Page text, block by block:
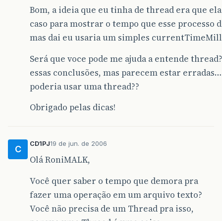
Bom, a ideia que eu tinha de thread era que
caso para mostrar o tempo que esse processo
mas dai eu usaria um simples
Será que voce pode me ajuda a entende
essas conclusões, mas parecem estar
poderia usar uma thread??
Obrigado pelas dicas!
C
CD1PJ19 de jun. de 2006
Olá RoniMALK,
Você quer saber o tempo que demora pra
fazer uma operação em um arquivo texto?
Você não precisa de um Thread pra isso,